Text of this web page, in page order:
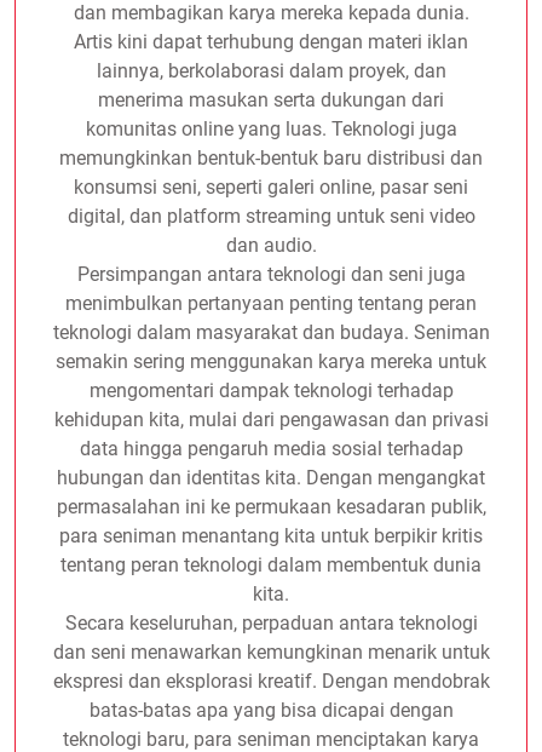
dan membagikan karya mereka kepada dunia.
Artis kini dapat terhubung dengan materi iklan
lainnya, berkolaborasi dalam proyek, dan
menerima masukan serta dukungan dari
komunitas online yang luas. Teknologi juga
memungkinkan bentuk-bentuk baru distribusi dan
konsumsi seni, seperti galeri online, pasar seni
digital, dan platform streaming untuk seni video
dan audio.
Persimpangan antara teknologi dan seni juga
menimbulkan pertanyaan penting tentang peran
teknologi dalam masyarakat dan budaya. Seniman
semakin sering menggunakan karya mereka untuk
mengomentari dampak teknologi terhadap
kehidupan kita, mulai dari pengawasan dan privasi
data hingga pengaruh media sosial terhadap
hubungan dan identitas kita. Dengan mengangkat
permasalahan ini ke permukaan kesadaran publik,
para seniman menantang kita untuk berpikir kritis
tentang peran teknologi dalam membentuk dunia
kita.
Secara keseluruhan, perpaduan antara teknologi
dan seni menawarkan kemungkinan menarik untuk
ekspresi dan eksplorasi kreatif. Dengan mendobrak
batas-batas apa yang bisa dicapai dengan
teknologi baru, para seniman menciptakan karya